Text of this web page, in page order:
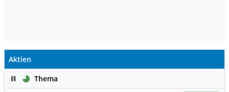
Aktien
PauseThema